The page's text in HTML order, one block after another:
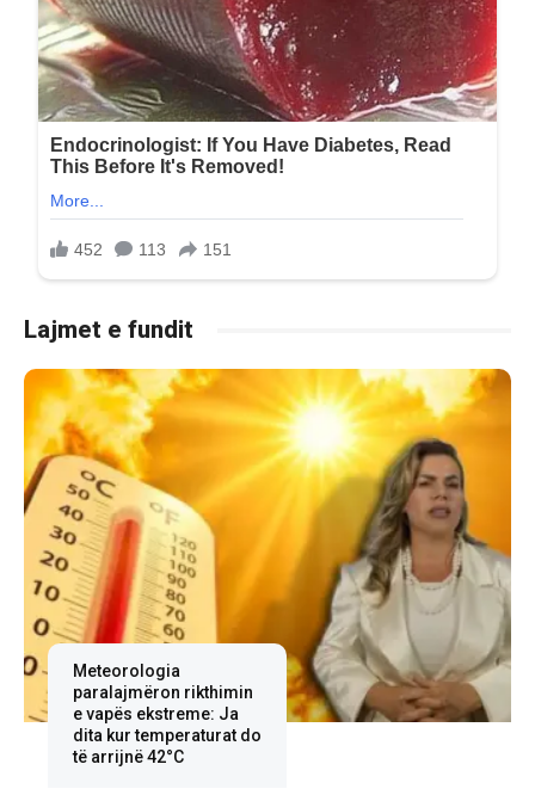
Lajmet e fundit
Meteorologia
paralajmëron rikthimin
e vapës ekstreme: Ja
dita kur temperaturat do
të arrijnë 42°C